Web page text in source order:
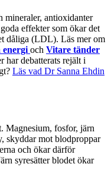
mineraler, antioxidanter
effekter som ökar det
dåliga (LDL). Läs mer om
energi och Vitare tänder
har debatterats rejält i
Läs vad Dr Sanna Ehdin
Magnesium, fosfor, järn
skyddar mot blodproppar
och ökar därför
syresätter blodet ökar